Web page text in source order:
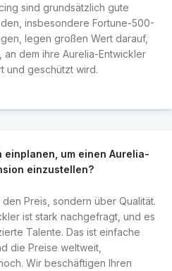
sind grundsätzlich gute
insbesondere Fortune-500-
legen großen Wert darauf,
an dem ihre Aurelia-Entwickler
und geschützt wird.
um einen Aurelia-
einzustellen?
Preis, sondern über Qualität.
ist stark nachgefragt, und es
Talente. Das ist einfache
die Preise weltweit,
Wir beschäftigen Ihren